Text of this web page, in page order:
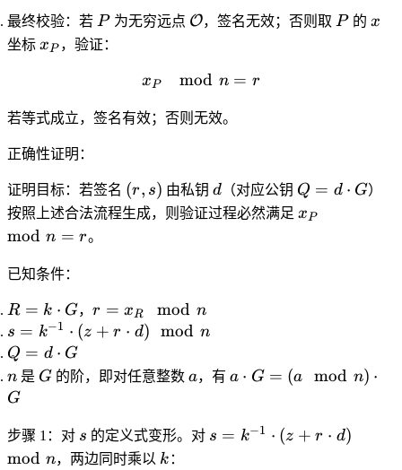
最终校验：若 P
P为无穷远点 \mathcal{O}
O，签名无效；否则取 P
P的 x
x
坐标 x_P
xP ，验证：
x_P \mod n = r
xP mod n = r
若等式成立，签名有效；否则无效。
正确性证明：
证明目标：若签名 (r,
s)
(r, s) 由私钥 d
d（对应公钥 Q =
d
Q = d ⋅ G）
按照上述合法流程生成，则验证过程必然满足 x_P
xP
mod n = r。
已知条件：
R =
k
\cdot
G
R = k ⋅ G，r =
x_R
n
r = xR mod n
s =
k^{-1}
\cdot
(z + r
d)
\mod
s = k−1 ⋅ (z + r ⋅ d) mod n
Q =
d
\cdot
Q = d ⋅ G
n
n 是 G
G 的阶，即对任意整数 a
a，有 a
(a
a ⋅ G = (a mod n) ⋅
G
步骤 1 ：对 s
s 的定义式变形。对 s =
s = k−1 ⋅ (z + r ⋅ d)
mod n，两边同时乘以 k
k ：